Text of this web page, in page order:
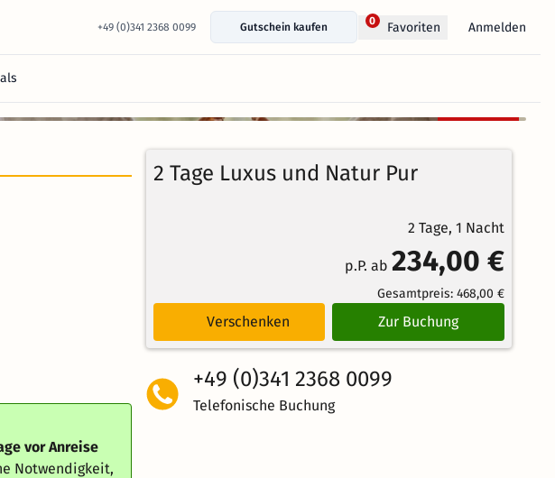
+49 (0)341 2368 0099 Gutschein kaufen
0 Favoriten Anmelden
Bewertungen
4.5/5
stornierbar
vor Anreise
Notwendigkeit,
2 Tage Luxus und Natur Pur
2 Tage, 1 Nacht
p.P. ab 234,00 €
Gesamtpreis: 468,00 €
Verschenken Zur Buchung
+49 (0)341 2368 0099
Telefonische Buchung